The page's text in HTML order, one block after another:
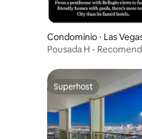
Condomínio ⋅ Las
Pousada H -
Superhost
Superhost